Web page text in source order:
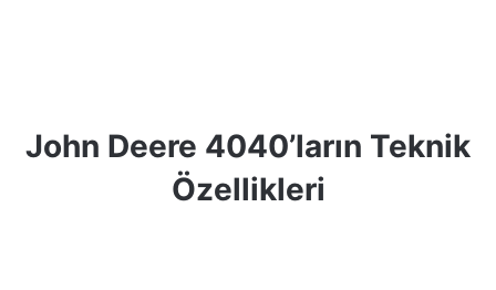
John Deere 4040’ların Teknik
Özellikleri